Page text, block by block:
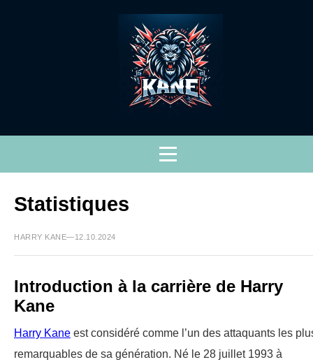
Statistiques
HARRY KANE—12.10.2024
Introduction à la carrière de Harry
Kane
Harry Kane est considéré comme l’un des attaquants les
remarquables de sa génération. Né le 28 juillet 1993 à